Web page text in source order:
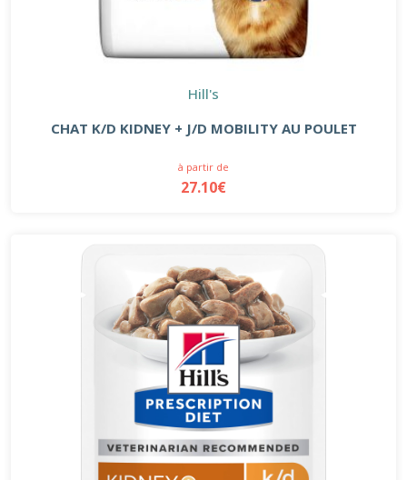
Hill's
CHAT K/D KIDNEY + J/D MOBILITY AU POULET
à partir de
27.10€